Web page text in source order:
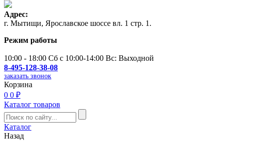
Адрес:
г. Мытищи, Ярославское шоссе вл. 1 стр. 1.
Режим работы
10:00 - 18:00 Сб с 10:00-14:00 Вс: Выходной
8-495-128-38-08
заказать звонок
Корзина
0 0 ₽
Каталог товаров
Каталог
Назад